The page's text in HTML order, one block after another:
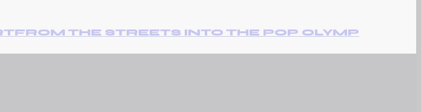
FROM THE STREETS INTO THE POP OLYMP